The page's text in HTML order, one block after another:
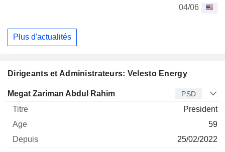
04/06
Plus d'actualités
Dirigeants et Administrateurs: Velesto Energy
Dirigeant Titre Age Depuis
Megat Zariman Abdul Rahim PSD
President
59
25/02/2022